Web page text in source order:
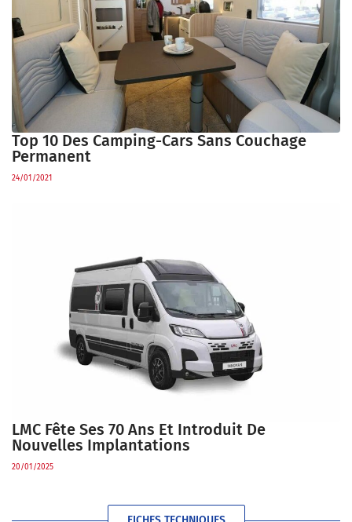
Top 10 Des Camping-Cars Sans Couchage
Permanent
24/01/2021
LMC Fête Ses 70 Ans Et Introduit De
Nouvelles Implantations
20/01/2025